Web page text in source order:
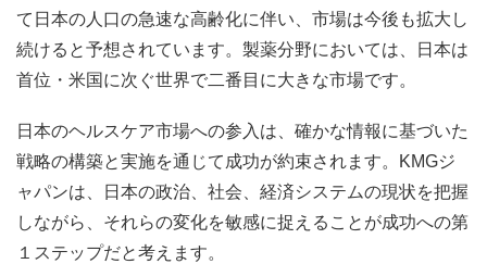
て日本の人口の急速な高齢化に伴い、市場は今後も拡大し
続けると予想されています。製薬分野においては、日本は
首位・米国に次ぐ世界で二番目に大きな市場です。
日本のヘルスケア市場への参入は、確かな情報に基づいた
戦略の構築と実施を通じて成功が約束されます。
KMGジ
ャパンは、日本の政治、社会、経済システムの現状を把握
しながら、それらの変化を敏感に捉えることが成功への第
１ステップだと考えます。